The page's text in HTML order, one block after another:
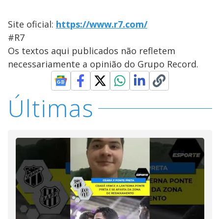
Site oficial: https://www.r7.com/
#R7
Os textos aqui publicados não refletem
necessariamente a opinião do Grupo Record.
Últimas